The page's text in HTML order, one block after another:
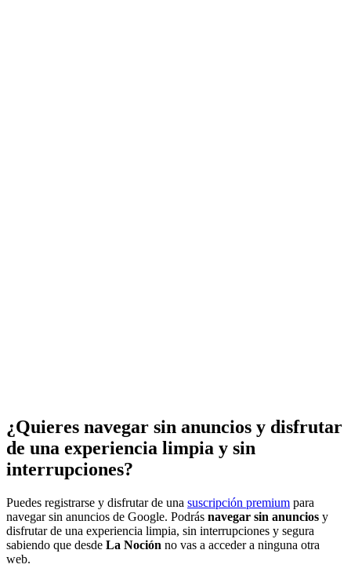
¿Quieres navegar sin anuncios y disfrutar
de una experiencia limpia y sin
interrupciones?
Puedes registrarse y disfrutar de una suscripción premium para
navegar sin anuncios de Google. Podrás navegar sin anuncios y
disfrutar de una experiencia limpia, sin interrupciones y segura
sabiendo que desde La Noción no vas a acceder a ninguna otra
web.